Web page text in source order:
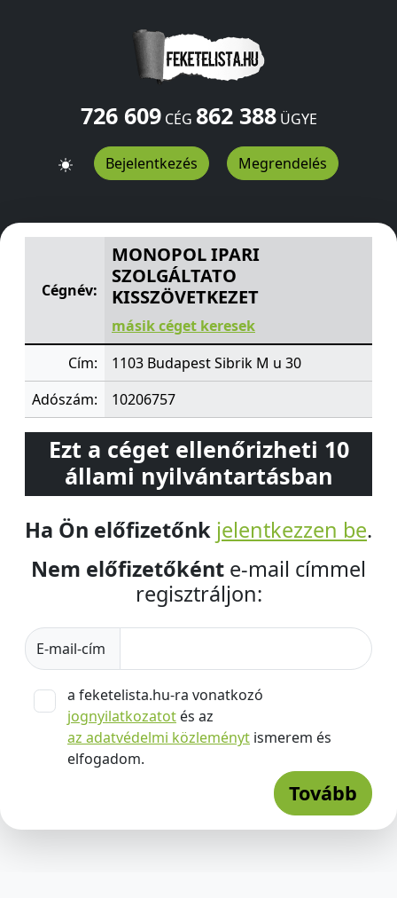
726 609CÉG 862 388ÜGYE
Bejelentkezés Megrendelés
MONOPOL IPARI SZOLGÁLTATO KISSZÖVETKEZET
Cégnév:
MONOPOL IPARI
SZOLGÁLTATO
KISSZÖVETKEZET
másik céget keresek
Cím:
1103 Budapest Sibrik M u 30
Adószám:
10206757
Ezt a céget ellenőrizheti 10
állami nyilvántartásban
Ha Ön előfizetőnk jelentkezzen be.
Nem előfizetőként e-mail címmel
regisztráljon:
E-mail-cím
a feketelista.hu-ra vonatkozó
jognyilatkozatot és az
az adatvédelmi közleményt ismerem és
elfogadom.
Tovább